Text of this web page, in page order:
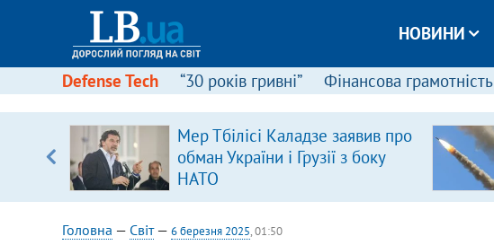
НОВИНИ
Defense Tech “30 років гривні” Фінансова грамотність
Мер Тбілісі Каладзе заявив про
обман України і Грузії з боку
НАТО
Головна — Світ— 6 березня 2025, 01:50